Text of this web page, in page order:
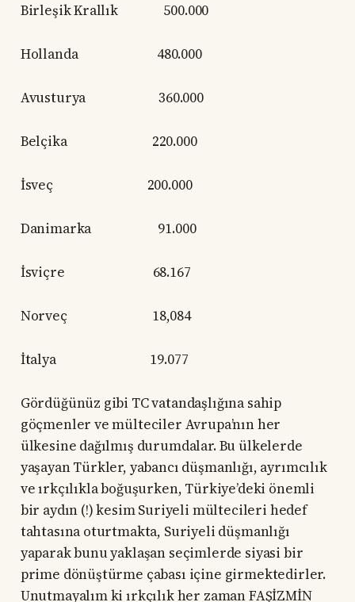
Birleşik Krallık 500.000
Hollanda 480.000
Avusturya 360.000
Belçika 220.000
İsveç 200.000
Danimarka 91.000
İsviçre 68.167
Norveç 18,084
İtalya 19.077
Gördüğünüz gibi TC vatandaşlığına sahip
göçmenler ve mülteciler Avrupa’nın her
ülkesine dağılmış durumdalar. Bu ülkelerde
yaşayan Türkler, yabancı düşmanlığı, ayrımcılık
ve ırkçılıkla boğuşurken, Türkiye’deki önemli
bir aydın (!) kesim Suriyeli mültecileri hedef
tahtasına oturtmakta, Suriyeli düşmanlığı
yaparak bunu yaklaşan seçimlerde siyasi bir
prime dönüştürme çabası içine girmektedirler.
Unutmayalım ki ırkçılık her zaman FAŞİZMİN